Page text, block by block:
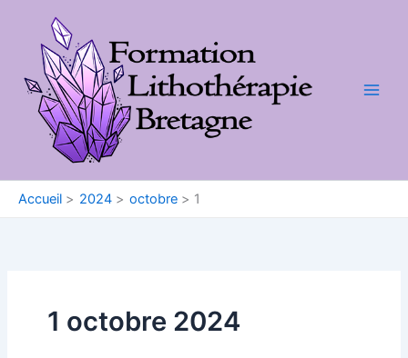
contenu
Accueil 2024 octobre 1
1 octobre 2024